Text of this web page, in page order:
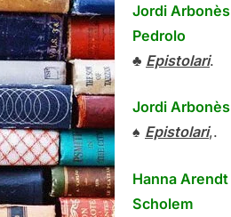
Jordi Arbonès
Pedrolo
♣ Epistolari.
Jordi Arbonès
♠ Epistolari,.
Hanna Arendt
Scholem